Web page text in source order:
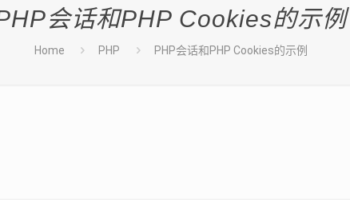
会话和PHP Cookies的示例
Home PHP PHP会话和PHP Cookies的示例